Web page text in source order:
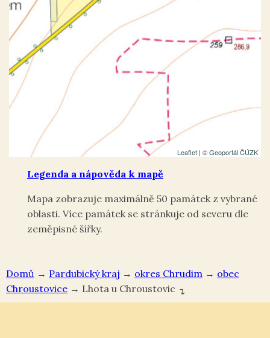
Domů → Pardubický kraj → okres Chrudim →
Chroustovice → Lhota u Chroustovic ↴
Leaflet | ©Geoportál ČÚZK
Legenda a nápověda k mapě
Mapa zobrazuje maximálně 50 památek z vybrané
oblasti. Více památek se stránkuje od severu dle
zeměpisné šířky.